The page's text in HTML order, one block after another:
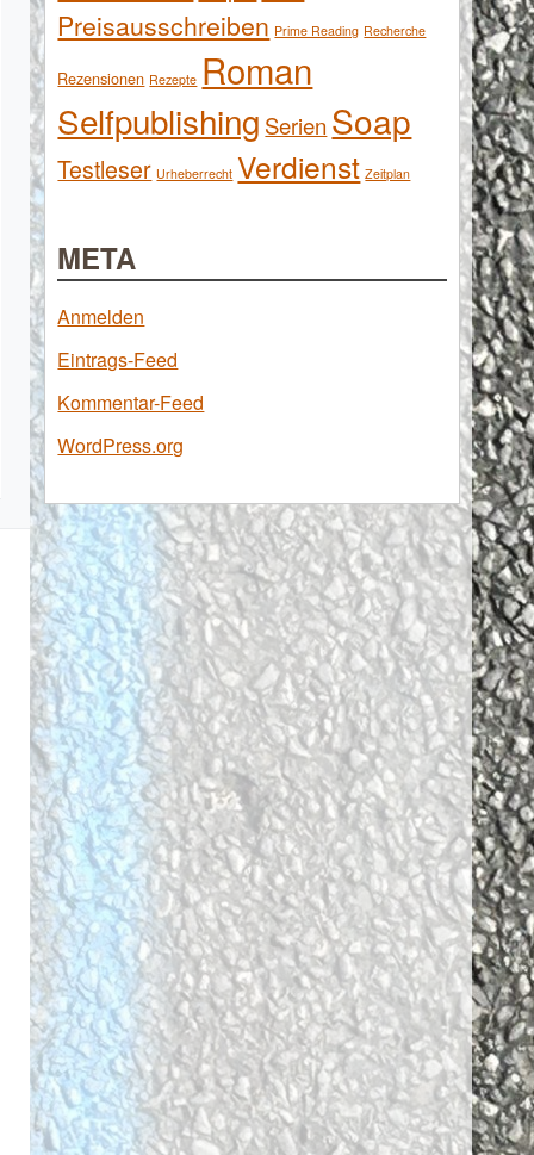
Preisausschreiben Prime Reading Recherche
Rezensionen Rezepte Roman
Selfpublishing Serien Soap
Testleser Urheberrecht Verdienst Zeitplan
META
Anmelden
Eintrags-Feed
Kommentar-Feed
WordPress.org